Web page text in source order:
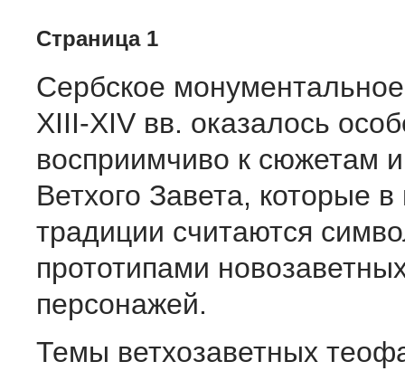
Страница 1
Сербское монументальное
XIII-XIV вв. оказалось
восприимчиво к сюжетам
Ветхого Завета, которые
традиции считаются
прототипами
персонажей.
Темы ветхозаветных